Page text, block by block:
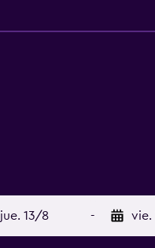
jue. 13/8 - vie.